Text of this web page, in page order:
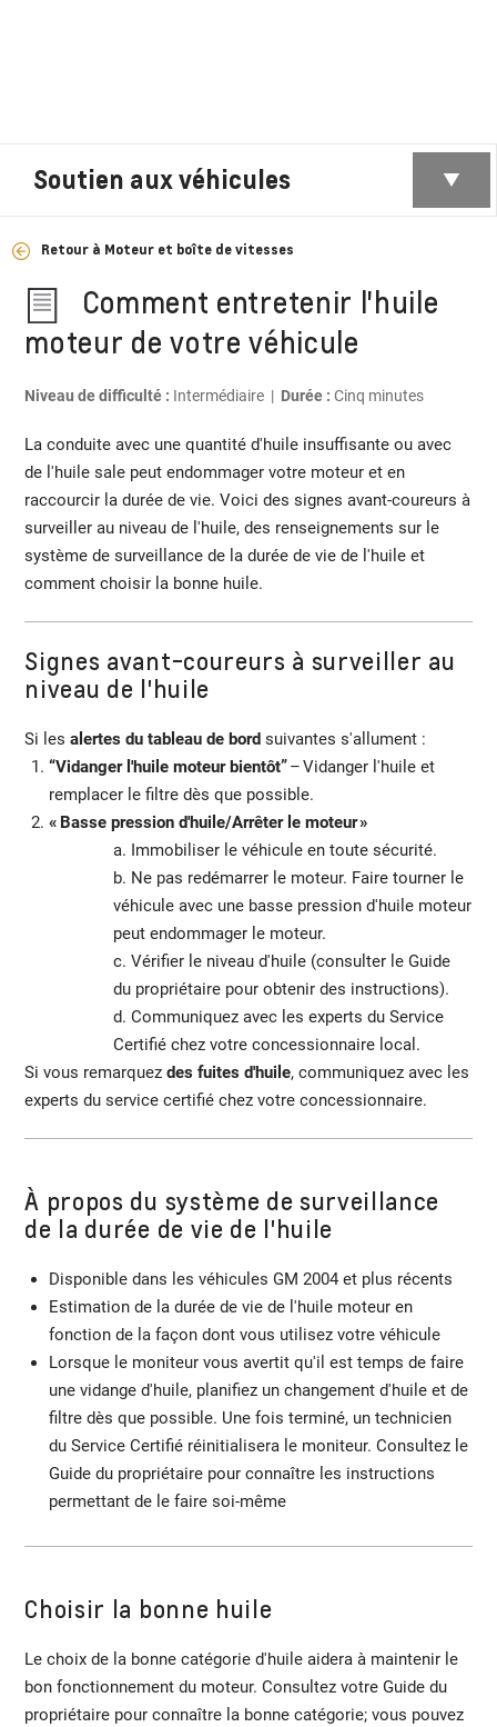
Soutien aux véhicules
Retour à Moteur et boîte de vitesses
Comment entretenir l'huile
moteur de votre véhicule
Niveau de difficulté : Intermédiaire | Durée : Cinq minutes
La conduite avec une quantité d'huile insuffisante ou avec
de l'huile sale peut endommager votre moteur et en
raccourcir la durée de vie. Voici des signes avant-coureurs à
surveiller au niveau de l'huile, des renseignements sur le
système de surveillance de la durée de vie de l'huile et
comment choisir la bonne huile.
Signes avant-coureurs à surveiller au
niveau de l'huile
Si lesalertes du tableau de bord suivantes s'allument :
“Vidanger l'huile moteur bientôt”– Vidanger l'huile et
remplacer le filtre dès que possible.
« Basse pression d'huile/Arrêter le moteur »
a. Immobiliser le véhicule en toute sécurité.
b. Ne pas redémarrer le moteur. Faire tourner le
véhicule avec une basse pression d'huile moteur
peut endommager le moteur.
c. Vérifier le niveau d'huile (consulter le Guide
du propriétaire pour obtenir des instructions).
d. Communiquez avec les experts du Service
Certifié chez votre concessionnaire local.
Si vous remarquezdes fuites d'huile, communiquez avec les
experts du service certifié chez votre concessionnaire.
À propos du système de surveillance
de la durée de vie de l'huile
Disponible dans les véhicules GM 2004 et plus récents
Estimation de la durée de vie de l'huile moteur en
fonction de la façon dont vous utilisez votre véhicule
Lorsque le moniteur vous avertit qu'il est temps de faire
une vidange d'huile, planifiez un changement d'huile et de
filtre dès que possible. Une fois terminé, un technicien
du Service Certifié réinitialisera le moniteur. Consultez le
Guide du propriétaire pour connaître les instructions
permettant de le faire soi-même
Choisir la bonne huile
Le choix de la bonne catégorie d'huile aidera à maintenir le
bon fonctionnement du moteur. Consultez votre Guide du
propriétaire pour connaître la bonne catégorie; vous pouvez